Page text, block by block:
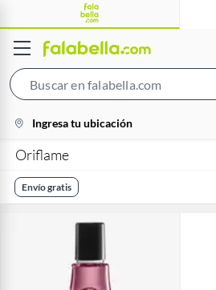
Bar
location-
icon
Ingresa tu ubicación
Oriflame
Envío gratis